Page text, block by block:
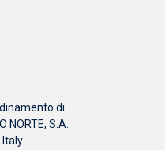
di
NORTE, S.A.
Italy